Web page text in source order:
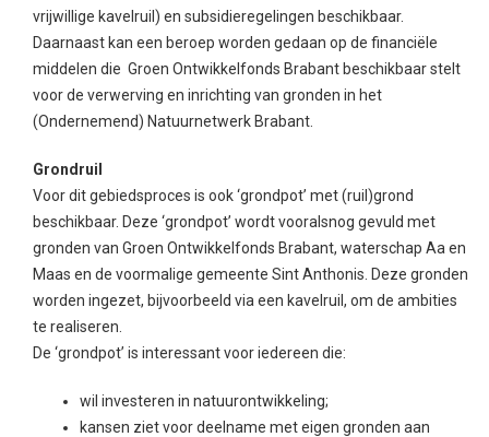
vrijwillige kavelruil) en subsidieregelingen beschikbaar.
Daarnaast kan een beroep worden gedaan op de financiële
middelen die Groen Ontwikkelfonds Brabant beschikbaar stelt
voor de verwerving en inrichting van gronden in het
(Ondernemend) Natuurnetwerk Brabant.
Grondruil
Voor dit gebiedsproces is ook ‘grondpot’ met (ruil)grond
beschikbaar. Deze ‘grondpot’ wordt vooralsnog gevuld met
gronden van Groen Ontwikkelfonds Brabant, waterschap Aa en
Maas en de voormalige gemeente Sint Anthonis. Deze gronden
worden ingezet, bijvoorbeeld via een kavelruil, om de ambities
te realiseren.
De ‘grondpot’ is interessant voor iedereen die:
wil investeren in natuurontwikkeling;
kansen ziet voor deelname met eigen gronden aan